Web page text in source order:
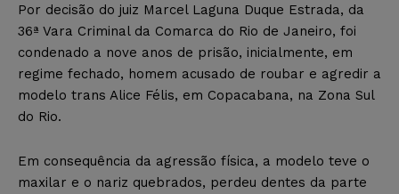
Por decisão do juiz Marcel Laguna Duque Estrada, da
36ª Vara Criminal da Comarca do Rio de Janeiro, foi
condenado a nove anos de prisão, inicialmente, em
regime fechado, homem acusado de roubar e agredir a
modelo trans Alice Félis, em Copacabana, na Zona Sul
do Rio.
Em consequência da agressão física, a modelo teve o
maxilar e o nariz quebrados, perdeu dentes da parte